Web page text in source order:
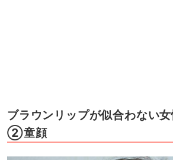
ブラウンリップが似合わない
②童顔